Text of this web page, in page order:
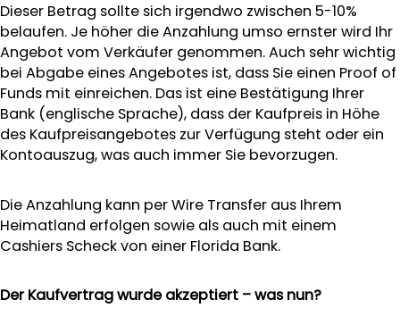
Dieser Betrag sollte sich irgendwo zwischen 5-10%
belaufen. Je höher die Anzahlung umso ernster wird Ihr
Angebot vom Verkäufer genommen. Auch sehr wichtig
bei Abgabe eines Angebotes ist, dass Sie einen Proof of
Funds mit einreichen. Das ist eine Bestätigung Ihrer
Bank (englische Sprache), dass der Kaufpreis in Höhe
des Kaufpreisangebotes zur Verfügung steht oder ein
Kontoauszug, was auch immer Sie bevorzugen.
Die Anzahlung kann per Wire Transfer aus Ihrem
Heimatland erfolgen sowie als auch mit einem
Cashiers Scheck von einer Florida Bank.
Der Kaufvertrag wurde akzeptiert – was nun?